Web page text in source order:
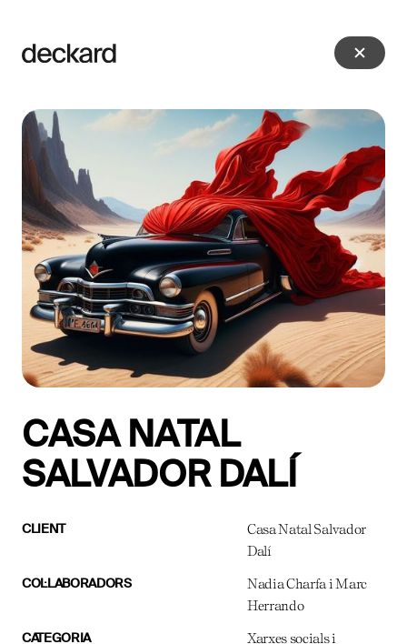
CASA NATAL
SALVADOR DALÍ
CLIENT
Casa Natal Salvador
Dalí
COL·LABORADORS
Nadia Charfa i Marc
Herrando
CATEGORIA
Xarxes socials i